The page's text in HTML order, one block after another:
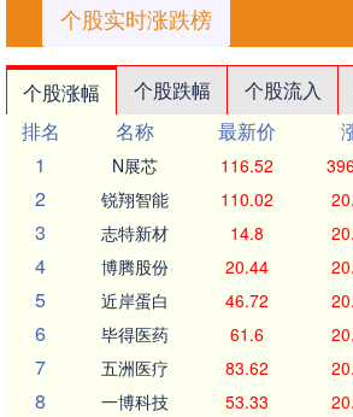
个股实时涨跌榜
个股涨幅 个股跌幅 个股流入
排名
名称 最新价
1
N展芯 116.52
2 锐翔智能 110.02
3 志特新材 14.8
4 博腾股份 20.44
5 近岸蛋白 46.72
6 毕得医药 61.6
7 五洲医疗 83.62
8 一博科技 53.33